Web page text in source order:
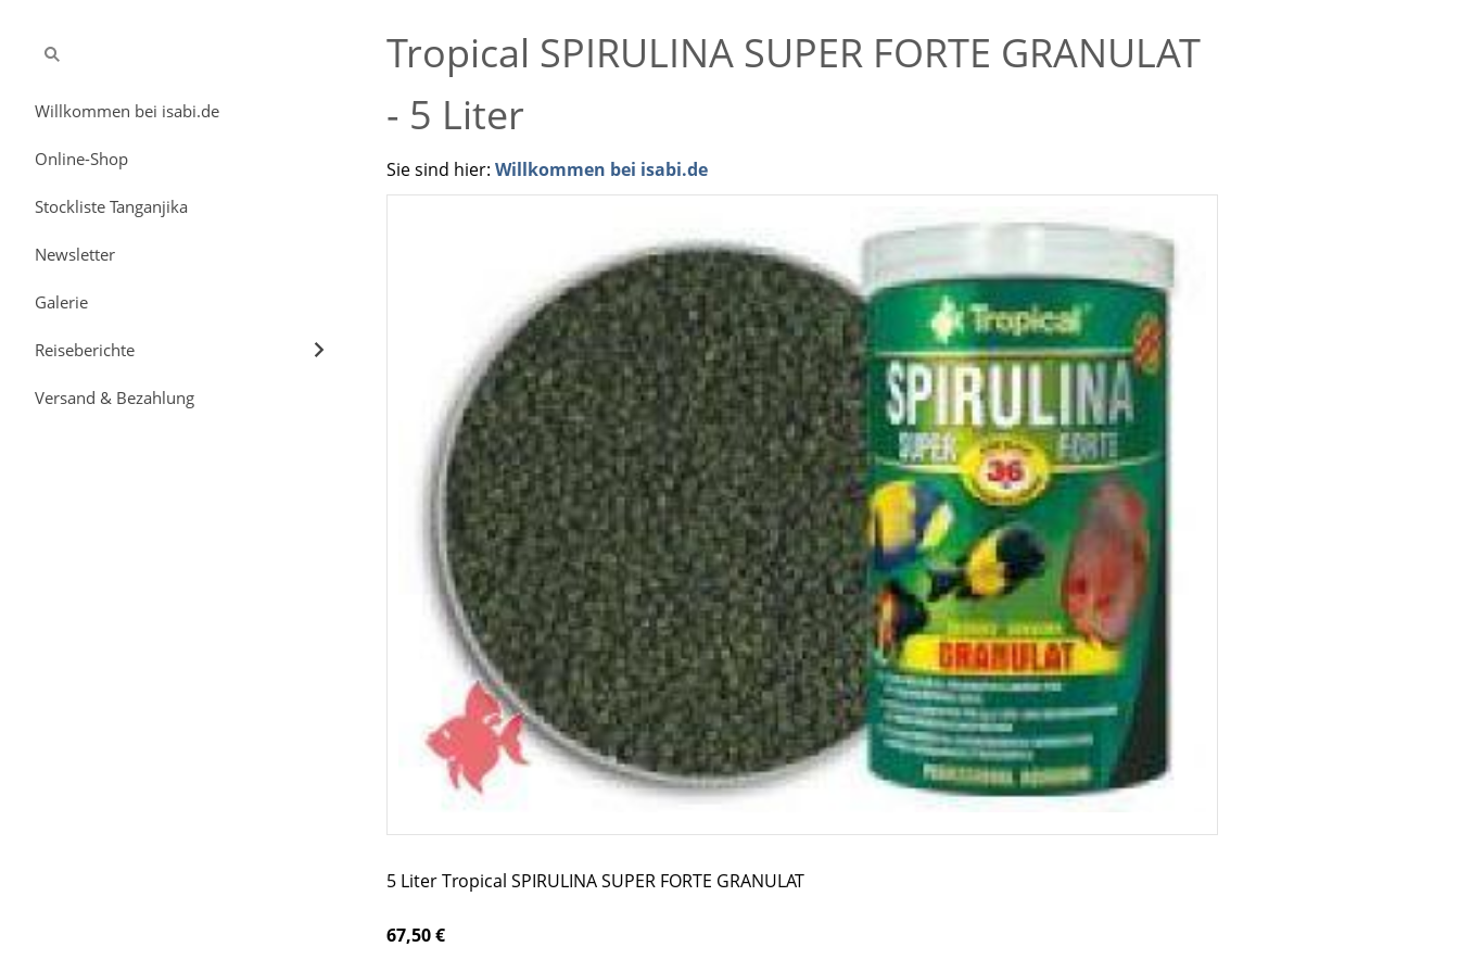
Willkommen bei isabi.de
Online-Shop
Stockliste Tanganjika
Newsletter
Galerie
Reiseberichte
Versand & Bezahlung
Tropical SPIRULINA SUPER FORTE GRANULAT
- 5 Liter
Sie sind hier: Willkommen bei isabi.de
5 Liter Tropical SPIRULINA SUPER FORTE GRANULAT
67,50 €